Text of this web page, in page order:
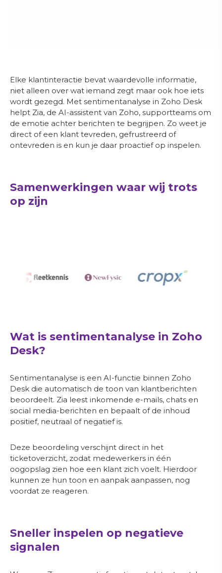
Elke klantinteractie bevat waardevolle informatie,
niet alleen over wat iemand zegt maar ook hoe iets
wordt gezegd. Met sentimentanalyse in Zoho Desk
helpt Zia, de AI-assistent van Zoho, supportteams om
de emotie achter berichten te begrijpen. Zo weet je
direct of een klant tevreden, gefrustreerd of
ontevreden is en kun je daar proactief op inspelen.
Samenwerkingen waar wij trots
op zijn
Wat is sentimentanalyse in Zoho
Desk?
Sentimentanalyse is een AI-functie binnen Zoho
Desk die automatisch de toon van klantberichten
beoordeelt. Zia leest inkomende e-mails, chats en
social media-berichten en bepaalt of de inhoud
positief, neutraal of negatief is.
Deze beoordeling verschijnt direct in het
ticketoverzicht, zodat medewerkers in één
oogopslag zien hoe een klant zich voelt. Hierdoor
kunnen ze hun toon en aanpak aanpassen, nog
voordat ze reageren.
Sneller inspelen op negatieve
signalen